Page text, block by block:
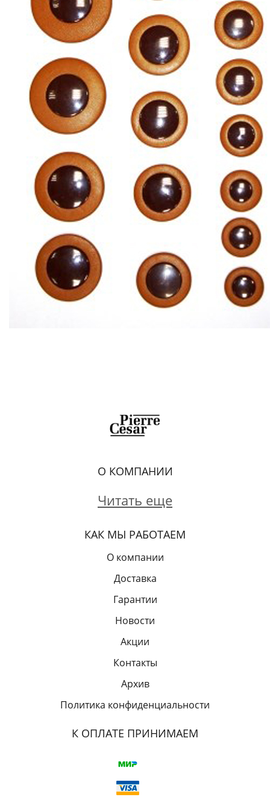
О КОМПАНИИ
Читать еще
КАК МЫ РАБОТАЕМ
О компании
Доставка
Гарантии
Новости
Акции
Контакты
Архив
Политика конфиденциальности
К ОПЛАТЕ ПРИНИМАЕМ